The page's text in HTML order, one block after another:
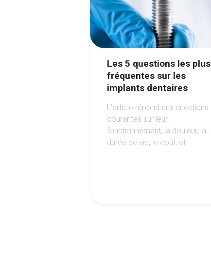
Les 5 questions les plus
fréquentes sur les
implants dentaires
L’article répond aux questions
courantes sur leur
fonctionnement, la douleur, la
durée de vie, le coût, et